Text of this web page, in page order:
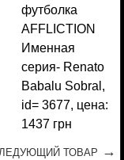
ТОВАР →